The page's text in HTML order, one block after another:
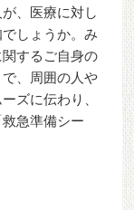
、医療に対し
しょうか。み
するご自身の
、周囲の人や
ズに伝わり、
急準備シー